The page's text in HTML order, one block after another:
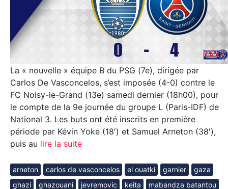
La « nouvelle » équipe B du PSG (7e), dirigée par
Carlos De Vasconcelos, s’est imposée (4-0) contre le
FC Noisy-le-Grand (13e) samedi dernier (18h00), pour
le compte de la 9e journée du groupe L (Paris-IDF) de
National 3. Les buts ont été inscrits en première
période par Kévin Yoke (18′) et Samuel Arneton (38′),
puis au lire la suite
arneton carlos de vasconcelos el ouatki garnier
gaza
ghazi
ghazouani jevremovic keita mabandza batantou